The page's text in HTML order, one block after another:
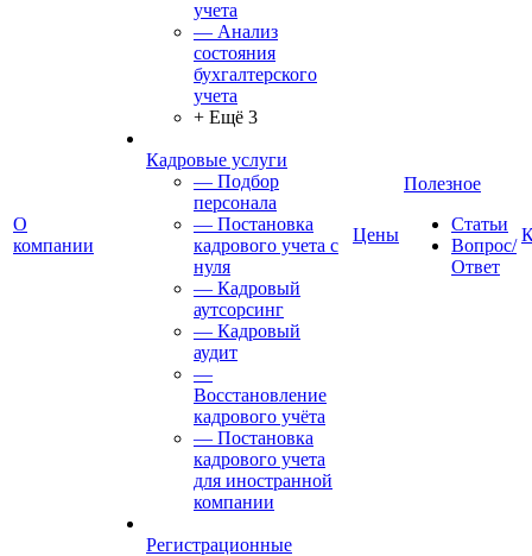
О
компании
учета
— Анализ
состояния
бухгалтерского
учета
+ Ещё 3
Кадровые услуги
— Подбор
персонала
— Постановка
кадрового учета с
нуля
— Кадровый
аутсорсинг
— Кадровый
аудит
—
Восстановление
кадрового учёта
— Постановка
кадрового учета
для иностранной
компании
Регистрационные
Цены
Полезное
Статьи
Вопрос/
Ответ